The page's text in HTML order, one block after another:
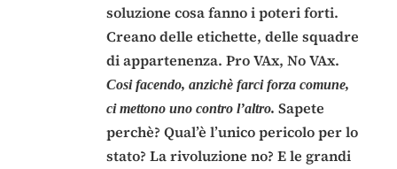
soluzione cosa fanno i poteri forti.
Creano delle etichette, delle squadre
di appartenenza. Pro VAx, No VAx.
Cosi facendo, anzichè farci forza comune,
ci mettono uno contro l’altro. Sapete
perchè? Qual’è l’unico pericolo per lo
stato? La rivoluzione no? E le grandi